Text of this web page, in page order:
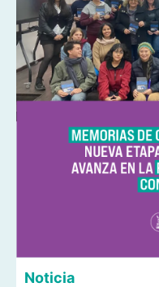
Noticia